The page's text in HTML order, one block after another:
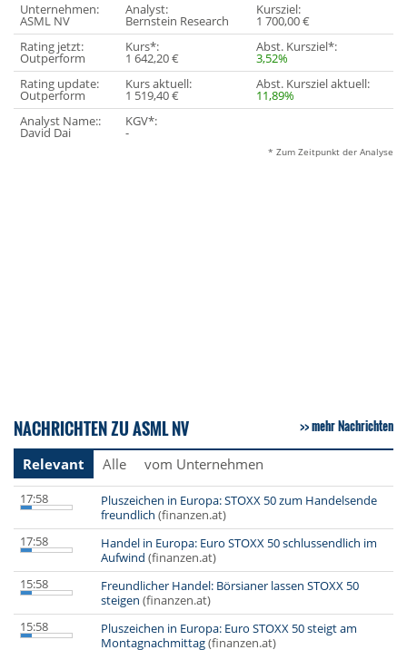
Unternehmen:
ASML NV
Analyst:
Bernstein Research
Kursziel:
1 700,00 €
Rating jetzt:
Outperform
Kurs*:
1 642,20 €
Abst. Kursziel*:
3,52%
Rating update:
Outperform
Kurs aktuell:
1 519,40 €
Abst. Kursziel aktuell:
11,89%
Analyst Name::
David Dai
KGV*:
-
* Zum Zeitpunkt der Analyse
NACHRICHTEN ZU ASML NV mehr Nachrichten
Relevant Alle vom Unternehmen
17:58
Pluszeichen in Europa: STOXX 50 zum Handelsende
freundlich (finanzen.at)
17:58
Handel in Europa: Euro STOXX 50 schlussendlich im
Aufwind (finanzen.at)
15:58
Freundlicher Handel: Börsianer lassen STOXX 50
steigen (finanzen.at)
15:58
Pluszeichen in Europa: Euro STOXX 50 steigt am
Montagnachmittag(finanzen.at)